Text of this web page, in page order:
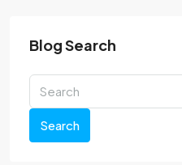
Blog Search
Search